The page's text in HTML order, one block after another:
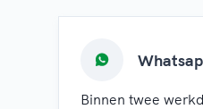
Binnen twee